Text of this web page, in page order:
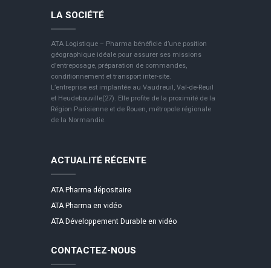
LA SOCIÉTÉ
ATA Logistique – Pharma bénéficie d’une position
géographique idéale pour assurer ses missions
d’entreposage, préparation de commandes,
conditionnement et transport inter-site.
L’entreprise est implantée au Vaudreuil, Val-de-Reuil
et Heudebouville(27). Elle profite de la proximité de la
Région Parisienne et de Rouen, métropole régionale
de la Normandie.
ACTUALITÉ RÉCENTE
ATA Pharma dépositaire
ATA Pharma en vidéo
ATA Développement Durable en vidéo
CONTACTEZ-NOUS